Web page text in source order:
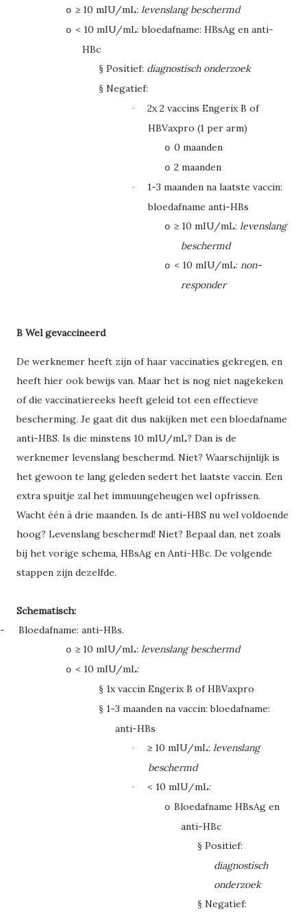
o ≥ 10 mIU/mL: levenslang beschermd
o < 10 mIU/mL: bloedafname: HBsAg en anti-
HBc
§ Positief: diagnostisch onderzoek
§ Negatief:
·
2x 2 vaccins Engerix B of
HBVaxpro (1 per arm)
o 0 maanden
o 2 maanden
·
1-3 maanden na laatste vaccin:
bloedafname anti-HBs
o ≥ 10 mIU/mL: levenslang
beschermd
o < 10 mIU/mL: non-
responder
B Wel gevaccineerd
De werknemer heeft zijn of haar vaccinaties gekregen, en
heeft hier ook bewijs van. Maar het is nog niet nagekeken
of die vaccinatiereeks heeft geleid tot een effectieve
bescherming. Je gaat dit dus nakijken met een bloedafname
anti-HBS. Is die minstens 10 mIU/mL? Dan is de
werknemer levenslang beschermd. Niet? Waarschijnlijk is
het gewoon te lang geleden sedert het laatste vaccin. Een
extra spuitje zal het immuungeheugen wel opfrissen.
Wacht één à drie maanden. Is de anti-HBS nu wel voldoende
hoog? Levenslang beschermd! Niet? Bepaal dan, net zoals
bij het vorige schema, HBsAg en Anti-HBc. De volgende
stappen zijn dezelfde.
Schematisch:
-
Bloedafname: anti-HBs.
o ≥ 10 mIU/mL: levenslang beschermd
o < 10 mIU/mL:
§ 1x vaccin Engerix B of HBVaxpro
§ 1-3 maanden na vaccin: bloedafname:
anti-HBs
· ≥ 10 mIU/mL: levenslang
beschermd
· < 10 mIU/mL:
o Bloedafname HBsAg en
anti-HBc
§ Positief:
diagnostisch
onderzoek
§ Negatief: